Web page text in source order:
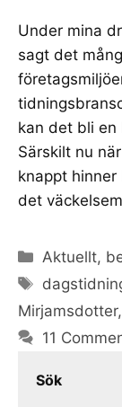
Under mina
sagt det
kan det bli en
Särskilt nu
knappt hinner
det
Categories
Aktuellt,
Tags
Mirjamsdotter,
11
Sök